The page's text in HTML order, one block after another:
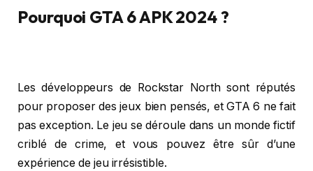
Pourquoi GTA 6 APK 2024 ?
Les développeurs de Rockstar North sont réputés
pour proposer des jeux bien pensés, et GTA 6 ne fait
pas exception. Le jeu se déroule dans un monde fictif
criblé de crime, et vous pouvez être sûr d’une
expérience de jeu irrésistible.